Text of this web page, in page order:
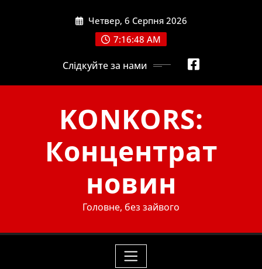
Четвер, 6 Серпня 2026
7:16:49 AM
Слідкуйте за нами
KONKORS:
Концентрат
новин
Головне, без зайвого